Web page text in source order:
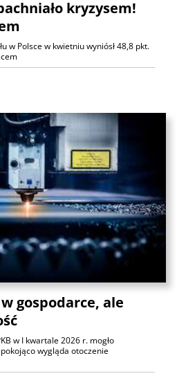
kryzysem!
w Polsce w kwietniu wyniósł 48,8 pkt.
gospodarce, ale
w I kwartale 2026 r. mogło
wygląda otoczenie